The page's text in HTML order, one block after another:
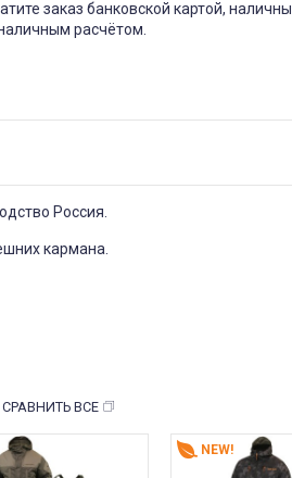
заказ банковской картой,
расчётом.
Россия.
кармана.
СРАВНИТЬ ВСЕ
NEW!